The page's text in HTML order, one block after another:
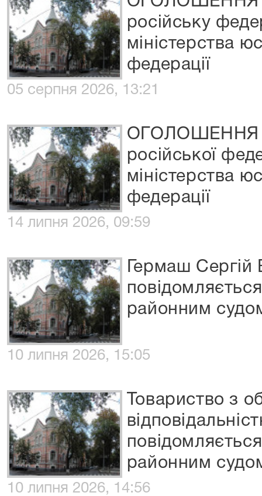
російську
міністерства
федерації
05 серпня 2026, 13:21
ОГОЛОШЕННЯ
російської
міністерства
федерації
14 липня 2026, 09:59
Гермаш
районним
10 липня 2026, 15:05
Товариство з
районним
10 липня 2026, 14:56